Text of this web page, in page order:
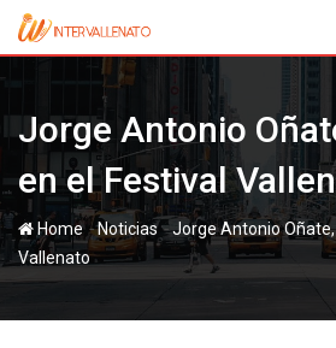
Skip
Jorge Antonio
en el Festival
Home-Noticias-Jorge Antonio
Vallenato